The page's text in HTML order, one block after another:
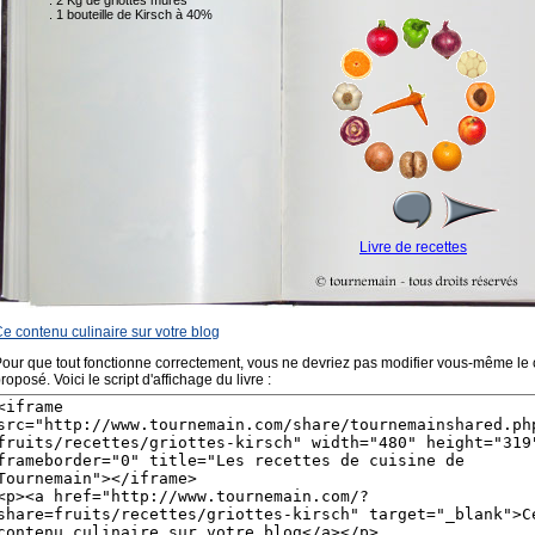
contenu culinaire sur votre blog
que tout fonctionne correctement, vous ne devriez pas modifier vous-même le
Voici le script d'affichage du livre :